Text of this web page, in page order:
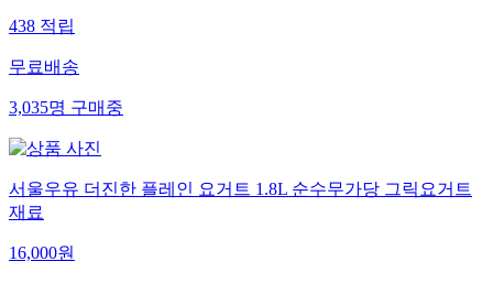
438적립
무료배송
3,035명구매중
서울우유 더진한 플레인 요거트 1.8L 순수무가당 그릭요거트
재료
16,000원